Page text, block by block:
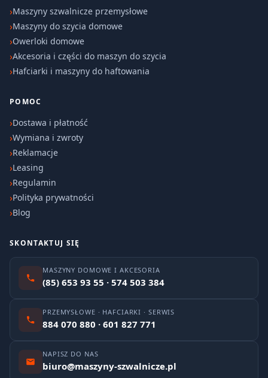
Maszyny szwalnicze przemysłowe
Maszyny do szycia domowe
Owerloki domowe
Akcesoria i części do maszyn do szycia
Hafciarki i maszyny do haftowania
POMOC
Dostawa i płatność
Wymiana i zwroty
Reklamacje
Leasing
Regulamin
Polityka prywatności
Blog
SKONTAKTUJ SIĘ
MASZYNY DOMOWE I AKCESORIA
(85) 653 93 55 · 574 503 384
PRZEMYSŁOWE · HAFCIARKI · SERWIS
884 070 880 · 601 827 771
NAPISZ DO NAS
biuro@maszyny-szwalnicze.pl